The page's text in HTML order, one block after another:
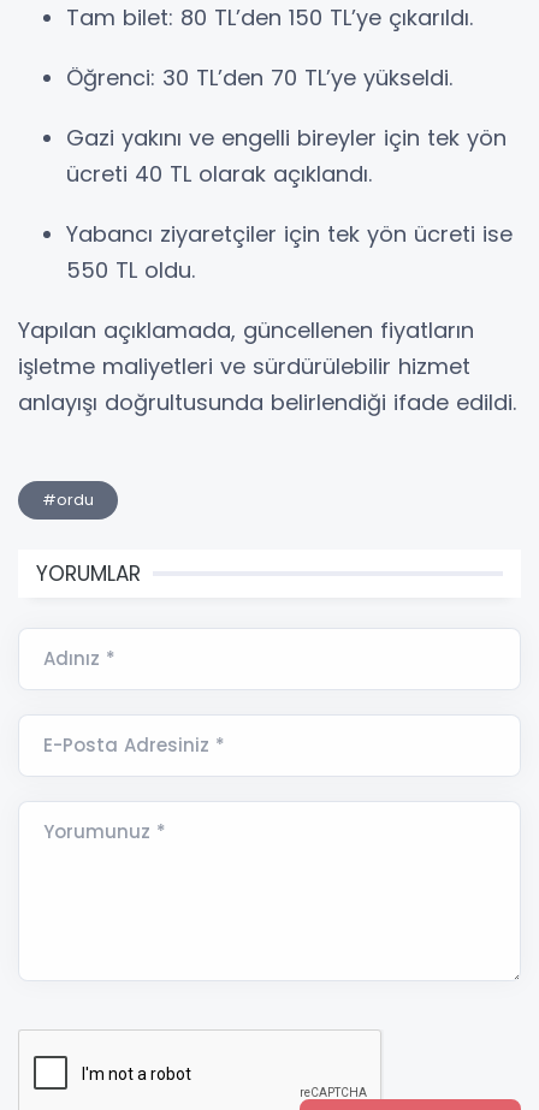
Tam bilet: 80 TL’den 150 TL’ye çıkarıldı.
Öğrenci: 30 TL’den 70 TL’ye yükseldi.
Gazi yakını ve engelli bireyler için tek yön
ücreti 40 TL olarak açıklandı.
Yabancı ziyaretçiler için tek yön ücreti ise
550 TL oldu.
Yapılan açıklamada, güncellenen fiyatların
işletme maliyetleri ve sürdürülebilir hizmet
anlayışı doğrultusunda belirlendiği ifade edildi.
#ordu
YORUMLAR
Adınız *
E-Posta Adresiniz *
Yorumunuz *